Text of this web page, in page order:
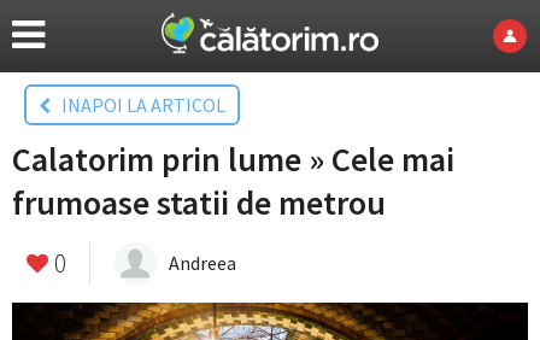
INAPOI LA ARTICOL
Calatorim prin lume » Cele mai
frumoase statii de metrou
0 Andreea